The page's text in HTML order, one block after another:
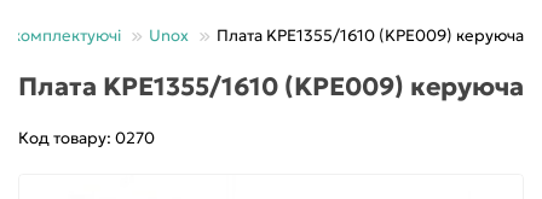
комплектуючі Unox Плата KPE1355/1610 (KPE009) керуюча
Плата KPE1355/1610 (KPE009) керуюча
Код товару: 0270